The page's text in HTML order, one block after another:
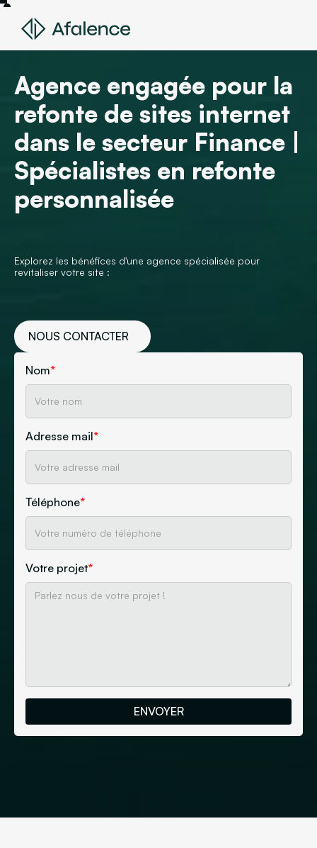
Agence engagée pour la
refonte de sites internet
dans le secteur Finance |
Spécialistes en refonte
personnalisée
Explorez les bénéfices d'une agence spécialisée pour
revitaliser votre site :
NOUS CONTACTER
Nom*
Adresse mail*
Téléphone*
Votre projet*